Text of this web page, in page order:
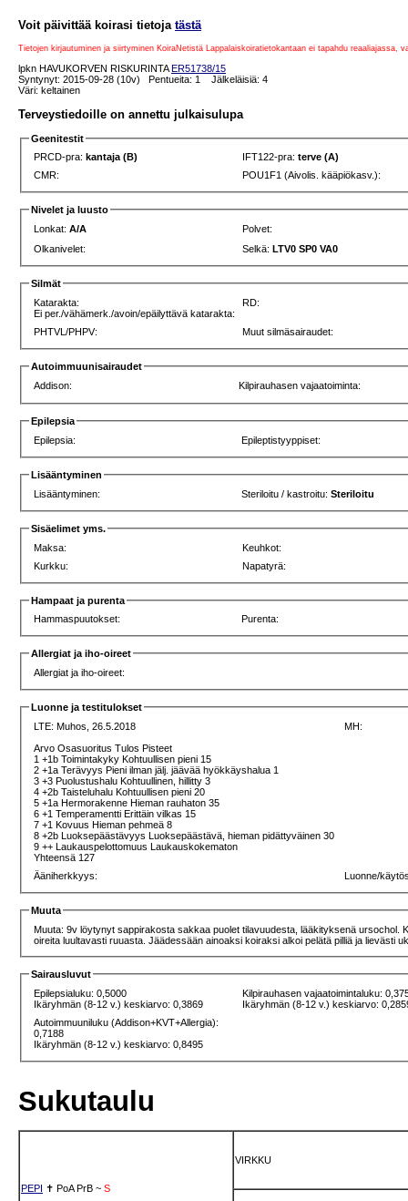
Voit päivittää koirasi tietoja tästä
Tietojen kirjautuminen ja siirtyminen KoiraNetistä Lappalaiskoiratietokantaan ei tapahdu
lpkn HAVUKORVEN RISKURINTAER51738/15
Syntynyt: 2015-09-28 (10v) Pentueita: 1 Jälkeläisiä: 4
Väri: keltainen
Terveystiedoille on annettu julkaisulupa
Geenitestit
PRCD-pra: kantaja (B) IFT122-pra:terve (A)
CMR:
POU1F1 (Aivolis. kääpiökasv.):
Nivelet ja luusto
Lonkat:A/A
Polvet:
Olkanivelet:
Selkä:LTV0 SP0 VA0
Silmät
Katarakta:
Ei per./vähämerk./avoin/epäilyttävä katarakta:
RD:
PHTVL/PHPV: Muut silmäsairaudet:
Autoimmuunisairaudet
Addison:
Kilpirauhasen vajaatoiminta:
Epilepsia
Epilepsia:
Epileptistyyppiset:
Lisääntyminen
Lisääntyminen:
Steriloitu / kastroitu:Steriloitu
Sisäelimet yms.
Maksa:
Keuhkot:
Kurkku:
Napatyrä:
Hampaat ja purenta
Hammaspuutokset:
Purenta:
Allergiat ja iho-oireet
Allergiat ja iho-oireet:
Luonne ja testitulokset
LTE:Muhos, 26.5.2018
Arvo Osasuoritus Tulos Pisteet
1 +1b Toimintakyky Kohtuullisen pieni 15
2 +1a Terävyys Pieni ilman jälj. jäävää hyökkäyshalua 1
3 +3 Puolustushalu Kohtuullinen, hillitty 3
4 +2b Taisteluhalu Kohtuullisen pieni 20
5 +1a Hermorakenne Hieman rauhaton 35
6 +1 Temperamentti Erittäin vilkas 15
7 +1 Kovuus Hieman pehmeä 8
8 +2b Luoksepäästävyys Luoksepäästävä, hieman pidättyväinen 30
9 ++ Laukauspelottomuus Laukauskokematon
Yhteensä 127
MH:
Ääniherkkyys: Luonne/
Muuta
Muuta: 9v löytynyt sappirakosta sakkaa puolet tilavuudesta, lääkityksenä ursochol.
oireita luultavasti ruuasta. Jäädessään ainoaksi koiraksi alkoi pelätä pilliä ja lievästi
Sairausluvut
Epilepsialuku: 0,5000
Ikäryhmän (8-12 v.) keskiarvo: 0,3869
Kilpirauhasen vajaatoimintaluku:
Ikäryhmän (8-12 v.) keskiarvo:
Autoimmuuniluku (Addison+KVT+Allergia):
0,7188
Ikäryhmän (8-12 v.) keskiarvo: 0,8495
Sukutaulu
PEPI ✝ PoA PrB ~ S
VIRKKU